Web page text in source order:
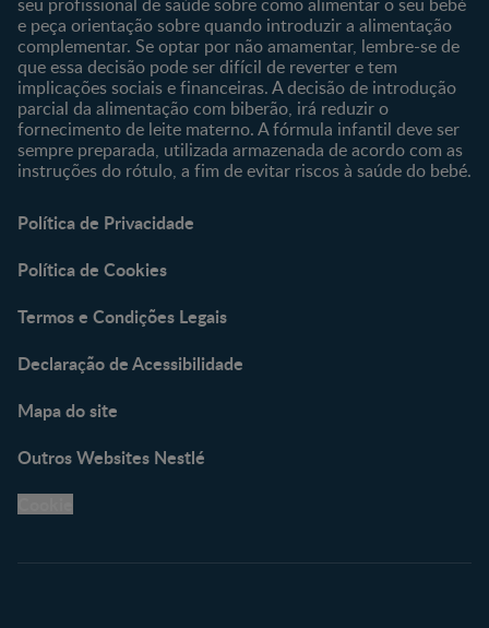
e peça orientação sobre quando introduzir a alimentação
complementar. Se optar por não amamentar, lembre-se de
que essa decisão pode ser difícil de reverter e tem
implicações sociais e financeiras. A decisão de introdução
parcial da alimentação com biberão, irá reduzir o
fornecimento de leite materno. A fórmula infantil deve ser
sempre preparada, utilizada armazenada de acordo com as
instruções do rótulo, a fim de evitar riscos à saúde do bebé.
Política de Privacidade
Política de Cookies
Termos e Condições Legais
Declaração de Acessibilidade
Mapa do site
Outros Websites Nestlé